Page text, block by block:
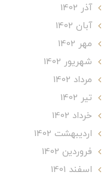
آذر 1402
آبان 1402
مهر 1402
شهریور 1402
مرداد 1402
تير 1402
خرداد 1402
ارديبهشت 1402
فروردین 1402
اسفند 1401